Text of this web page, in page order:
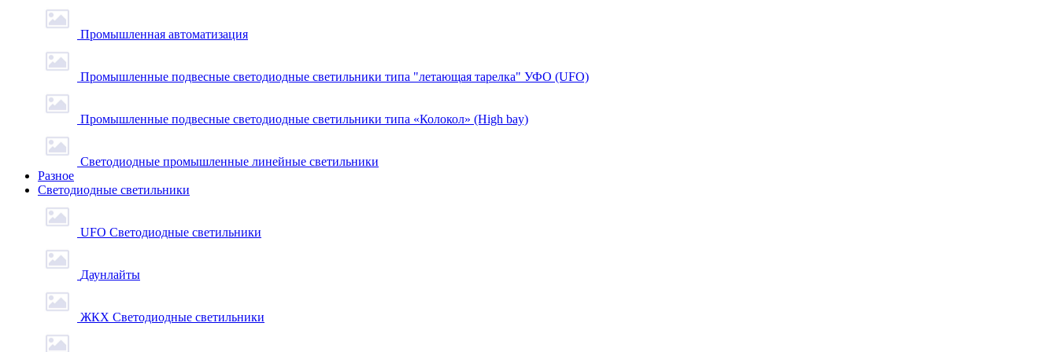
Промышленная автоматизация
Промышленные подвесные cветодиодные светильники типа "летающая тарелка" УФО (UFO)
Промышленные подвесные cветодиодные светильники типа «Колокол» (High bay)
Светодиодные промышленные линейные светильники
Разное
Светодиодные светильники
UFO Светодиодные светильники
Даунлайты
ЖКХ Светодиодные светильники